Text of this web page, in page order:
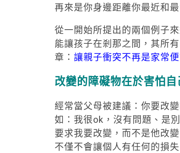
再來是你身邊距離你最近和最
從一開始所提出的兩個例子
能讓孩子在剎那之間，其所
章： 讓親子衝突不再是家常
改變的障礙物在於害怕
經常當父母被建議：你要改
如：我很ok，沒有問題、是
要求我要改變，而不是他改
不僅不會讓個人有任何的損